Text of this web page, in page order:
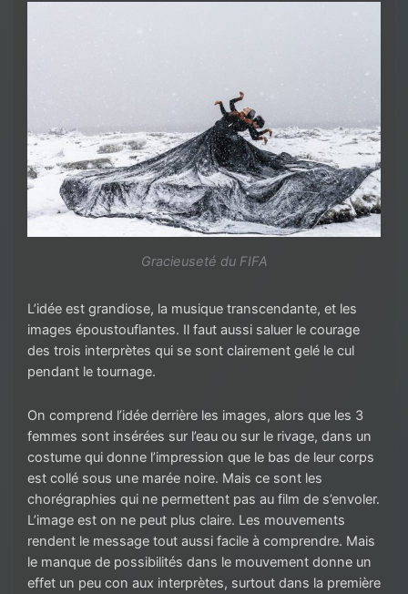
Gracieuseté du FIFA
L’idée est grandiose, la musique transcendante, et les
images époustouflantes. Il faut aussi saluer le courage
des trois interprètes qui se sont clairement gelé le cul
pendant le tournage.
On comprend l’idée derrière les images, alors que les 3
femmes sont insérées sur l’eau ou sur le rivage, dans un
costume qui donne l’impression que le bas de leur corps
est collé sous une marée noire. Mais ce sont les
chorégraphies qui ne permettent pas au film de s’envoler.
L’image est on ne peut plus claire. Les mouvements
rendent le message tout aussi facile à comprendre. Mais
le manque de possibilités dans le mouvement donne un
effet un peu con aux interprètes, surtout dans la première